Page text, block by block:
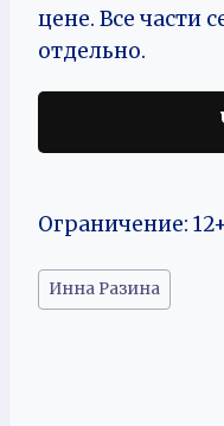
цене. Все части
отдельно.
Ограничение:
Метки
записи:
Инна Разина